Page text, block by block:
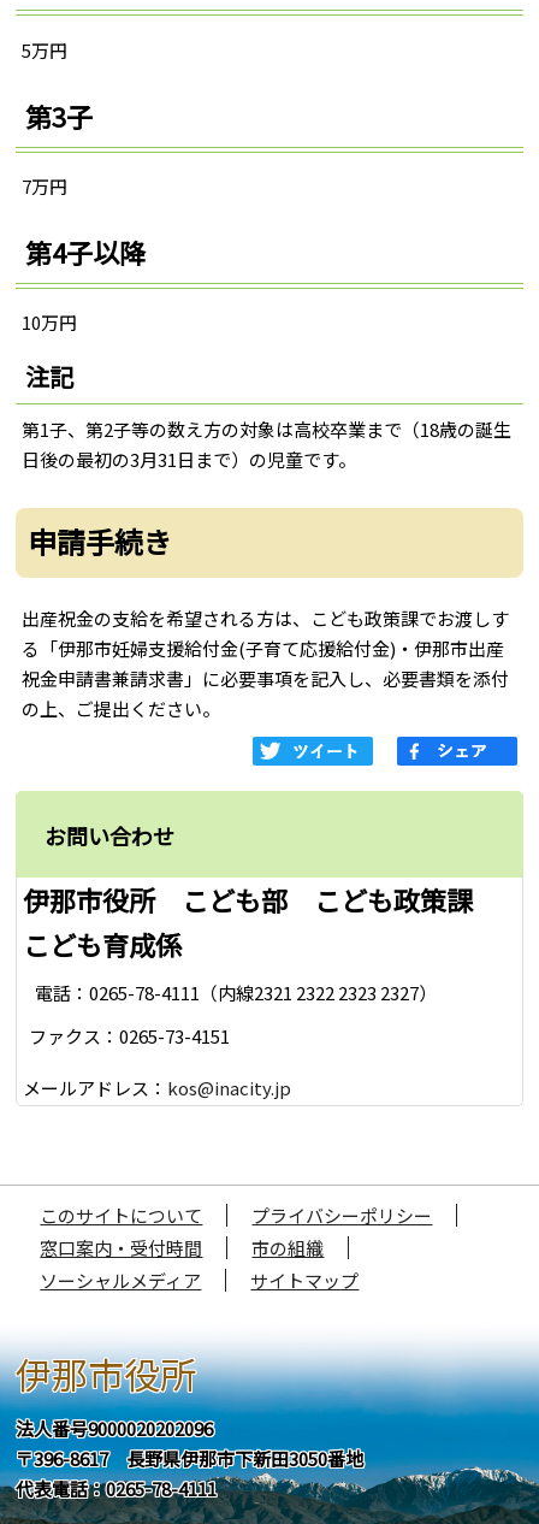
5万円
第3子
7万円
第4子以降
10万円
注記
第1子、第2子等の数え方の対象は高校卒業まで（18歳の誕生
日後の最初の3月31日まで）の児童です。
申請手続き
出産祝金の支給を希望される方は、こども政策課でお渡しす
る「伊那市妊婦支援給付金(子育て応援給付金)・伊那市出産
祝金申請書兼請求書」に必要事項を記入し、必要書類を添付
の上、ご提出ください。
お問い合わせ
伊那市役所 こども部 こども政策課
こども育成係
電話：0265-78-4111（内線2321 2322 2323 2327）
ファクス：0265-73-4151
メールアドレス： kos@inacity.jp
このサイトについて
プライバシーポリシー
窓口案内・受付時間
市の組織
ソーシャルメディア
サイトマップ
伊那市役所
法人番号9000020202096
〒396-8617 長野県伊那市下新田3050番地
代表電話：0265-78-4111